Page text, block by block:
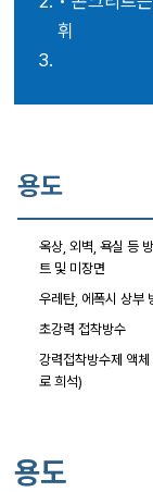
휘
용도
옥상, 외벽, 욕실 등
트 및 미장면
우레탄, 에폭시 상부
초강력 접착방수
강력접착방수제 액
로 희석)
용도